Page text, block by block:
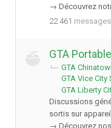
→ Découvrez
22 461 messages
GTA
GTA
GTA Vice City
GTA Liberty
Discussions
sortis sur
→ Découvrez